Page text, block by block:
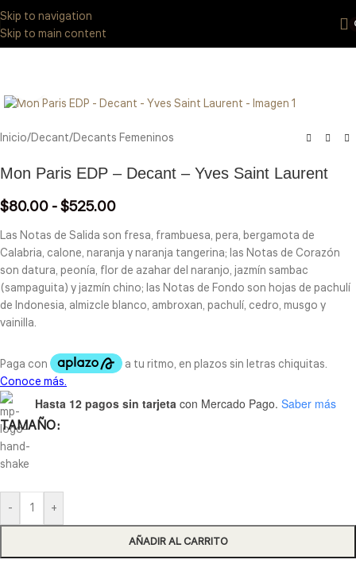
Skip to navigation
Skip to main content
Eres de GDL Utiliza el método CASABLANCA
Inicio/Decant/Decants Femeninos
Mon Paris EDP – Decant – Yves Saint Laurent
$80.00-$525.00
Las Notas de Salida son fresa, frambuesa, pera, bergamota de
Calabria, calone, naranja y naranja tangerina; las Notas de Corazón
son datura, peonía, flor de azahar del naranjo, jazmín sambac
(sampaguita) y jazmín chino; las Notas de Fondo son hojas de pachulí
de Indonesia, almizcle blanco, ambroxan, pachulí, cedro, musgo y
vainilla.
Hasta 12 pagos sin tarjeta con Mercado Pago. Saber más
TAMAÑO
- +
AÑADIR AL CARRITO